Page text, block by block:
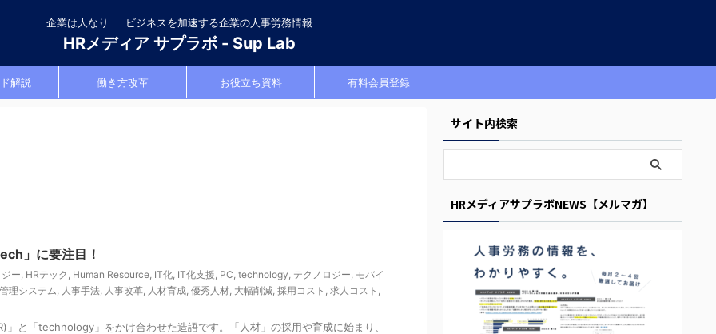
企業は人なり ｜ ビジネスを加速する企業の人事労務情報
HRメディア サプラボ - Sup Lab
解説 働き方改革 お役立ち資料 有料会員登録
」に要注目！
ー, HRテック , Human Resource, IT化, IT化支援, PC, technology, テクノロジー, モバイ
理システム, 人事手法, 人事改革, 人材育成, 優秀人材, 大幅削減, 採用コスト , 求人コスト ,
と「technology」をかけ合わせた造語です。「人材」の採用や育成に始まり、
サイト内検索
HRメディアサプラボNEWS【メルマガ】